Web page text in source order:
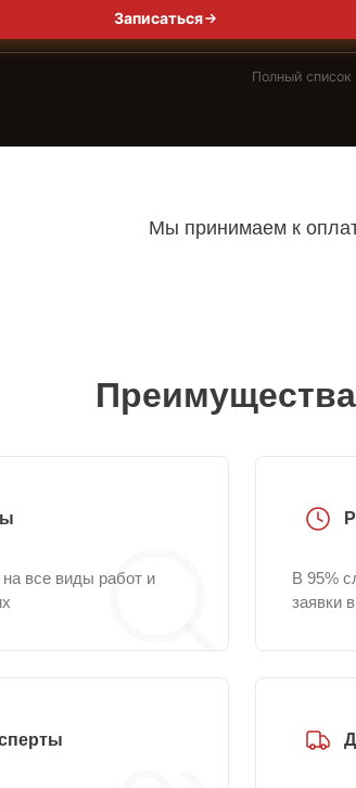
Записаться
Полный список
Мы принимаем к
все виды работ и
В 95%
заявки